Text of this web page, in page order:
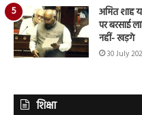
अमित शाह
पर बरसाई
नहीं- खड़गे
30 July
शिक्षा